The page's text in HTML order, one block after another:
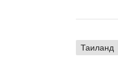
Таиланд